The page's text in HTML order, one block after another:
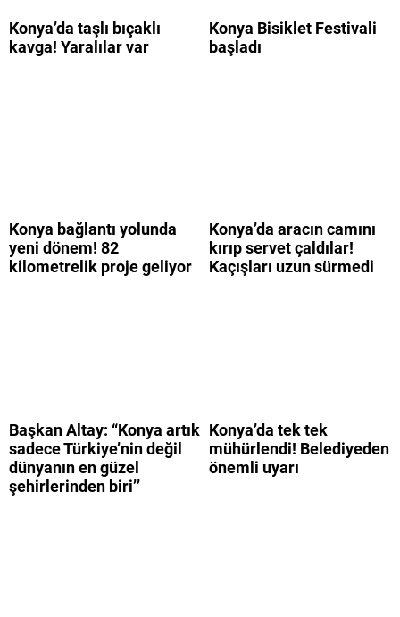
Konya’da taşlı bıçaklı
kavga! Yaralılar var
Konya Bisiklet Festivali
başladı
Konya bağlantı yolunda
yeni dönem! 82
kilometrelik proje geliyor
Konya’da aracın camını
kırıp servet çaldılar!
Kaçışları uzun sürmedi
Başkan Altay: “Konya artık
sadece Türkiye’nin değil
dünyanın en güzel
şehirlerinden biri’’
Konya’da tek tek
mühürlendi! Belediyeden
önemli uyarı